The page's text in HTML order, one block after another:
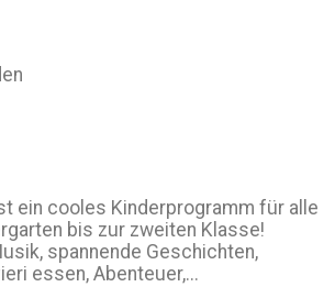
ein cooles Kinderprogramm für alle
bis zur zweiten Klasse!
spannende Geschichten,
essen, Abenteuer,...